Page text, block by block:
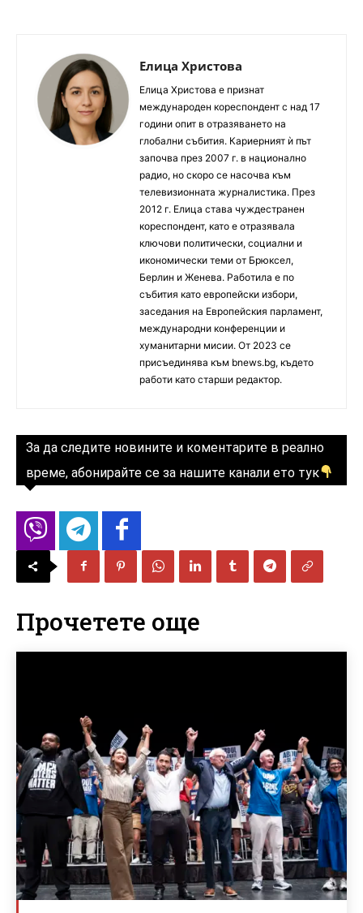
Елица Христова
Елица Христова е признат
международен кореспондент с над 17
години опит в отразяването на
глобални събития. Кариерният ѝ път
започва през 2007 г. в национално
радио, но скоро се насочва към
телевизионната журналистика. През
2012 г. Елица става чуждестранен
кореспондент, като е отразявала
ключови политически, социални и
икономически теми от Брюксел,
Берлин и Женева. Работила е по
събития като европейски избори,
заседания на Европейския парламент,
международни конференции и
хуманитарни мисии. От 2023 се
присъединява към bnews.bg, където
работи като старши редактор.
За да следите новините и коментарите в реално
време, абонирайте се за нашите канали ето тук
Прочетете още